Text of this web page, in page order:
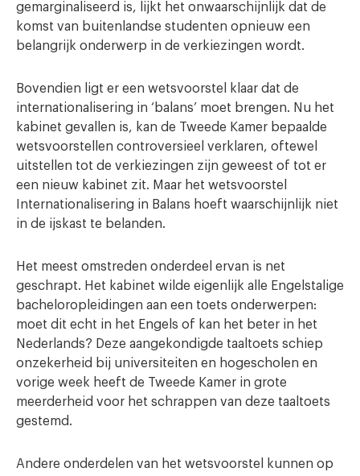
gemarginaliseerd is, lijkt het onwaarschijnlijk dat de
komst van buitenlandse studenten opnieuw een
belangrijk onderwerp in de verkiezingen wordt.
Bovendien ligt er een wetsvoorstel klaar dat de
internationalisering in ‘balans’ moet brengen. Nu het
kabinet gevallen is, kan de Tweede Kamer bepaalde
wetsvoorstellen controversieel verklaren, oftewel
uitstellen tot de verkiezingen zijn geweest of tot er
een nieuw kabinet zit. Maar het wetsvoorstel
Internationalisering in Balans hoeft waarschijnlijk niet
in de ijskast te belanden.
Het meest omstreden onderdeel ervan is net
geschrapt. Het kabinet wilde eigenlijk alle Engelstalige
bacheloropleidingen aan een toets onderwerpen:
moet dit echt in het Engels of kan het beter in het
Nederlands? Deze aangekondigde taaltoets schiep
onzekerheid bij universiteiten en hogescholen en
vorige week heeft de Tweede Kamer in grote
meerderheid voor het schrappen van deze taaltoets
gestemd.
Andere onderdelen van het wetsvoorstel kunnen op